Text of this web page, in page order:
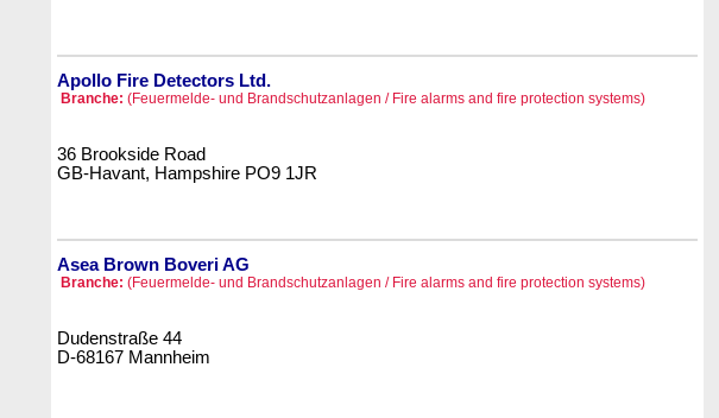
Apollo Fire Detectors Ltd.
Branche: (Feuermelde- und Brandschutzanlagen / Fire alarms and fire protection systems)
36 Brookside Road
GB-Havant, Hampshire PO9 1JR
Asea Brown Boveri AG
Branche: (Feuermelde- und Brandschutzanlagen / Fire alarms and fire protection systems)
Dudenstraße 44
D-68167 Mannheim